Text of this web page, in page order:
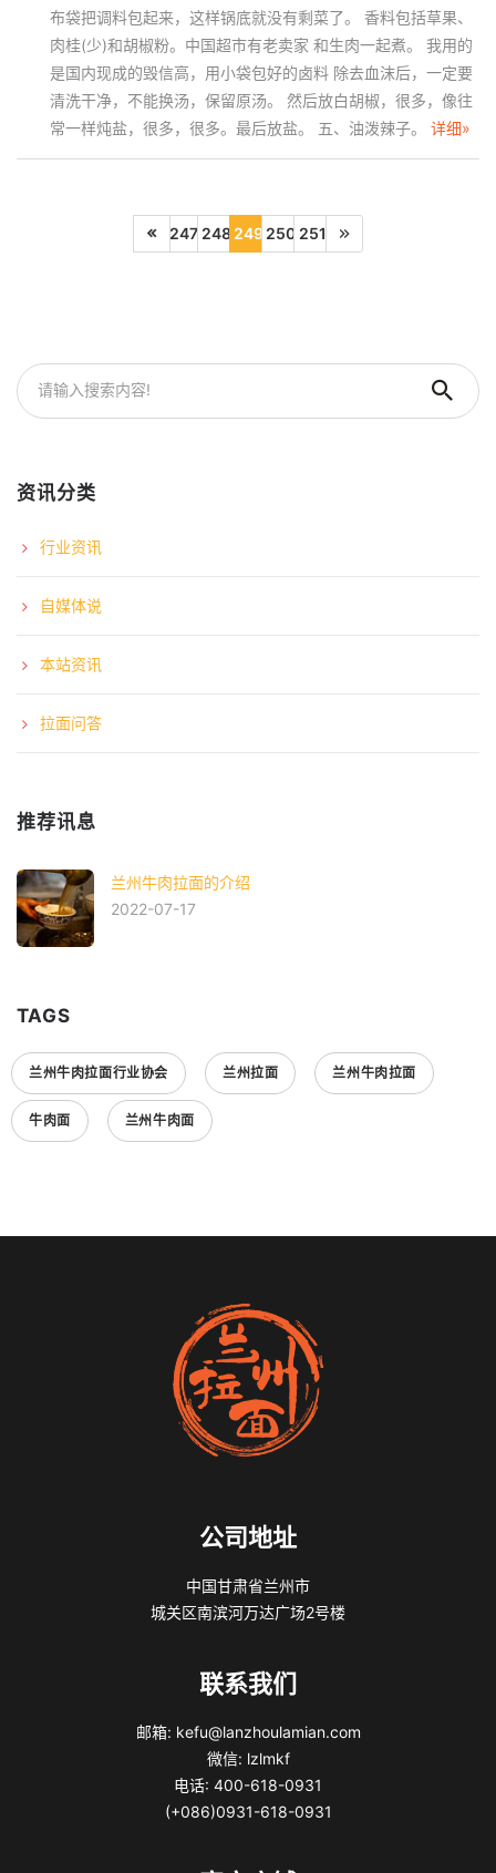
布袋把调料包起来，这样锅底就没有剩菜了。 香料包括草果、
肉桂(少)和胡椒粉。中国超市有老卖家 和生肉一起煮。 我用的
是国内现成的毁信高，用小袋包好的卤料 除去血沫后，一定要
清洗干净，不能换汤，保留原汤。 然后放白胡椒，很多，像往
常一样炖盐，很多，很多。最后放盐。 五、油泼辣子。 详细»
247 248 249 250 251
资讯分类
行业资讯
自媒体说
本站资讯
拉面问答
推荐讯息
兰州牛肉拉面的介绍
2022-07-17
TAGS
兰州牛肉拉面行业协会 兰州拉面 兰州牛肉拉面
牛肉面 兰州牛肉面
公司地址
中国甘肃省兰州市
城关区南滨河万达广场2号楼
联系我们
邮箱: kefu@lanzhoulamian.com
微信: lzlmkf
电话: 400-618-0931
(+086)0931-618-0931